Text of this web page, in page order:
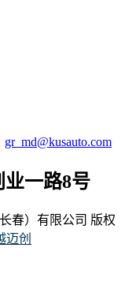
gr_md@kusauto.com
一路8号
春）有限公司 版权
迈创